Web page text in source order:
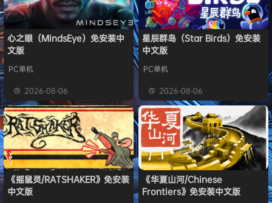
心之眼（MindsEye）免安装中
文版
PC单机
2026-08-06
星辰群岛（Star Birds）免安装
中文版
PC单机
2026-08-06
《摇鼠灵/RATSHAKER》免安装
中文版
《华夏山河/Chinese
Frontiers》免安装中文版